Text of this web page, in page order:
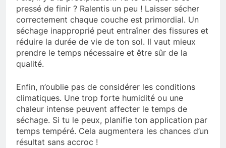
pressé de finir ? Ralentis un peu ! Laisser sécher
correctement chaque couche est primordial. Un
séchage inapproprié peut entraîner des fissures et
réduire la durée de vie de ton sol. Il vaut mieux
prendre le temps nécessaire et être sûr de la
qualité.
Enfin, n’oublie pas de considérer les conditions
climatiques. Une trop forte humidité ou une
chaleur intense peuvent affecter le temps de
séchage. Si tu le peux, planifie ton application par
temps tempéré. Cela augmentera les chances d’un
résultat sans accroc !